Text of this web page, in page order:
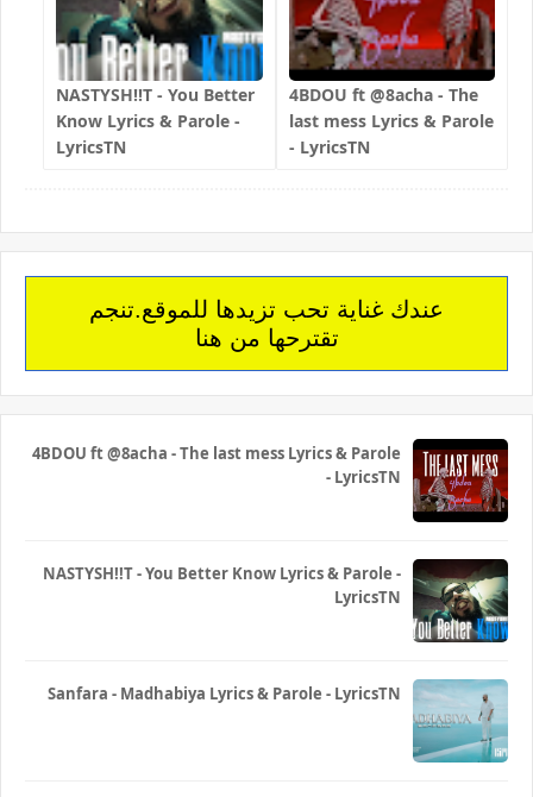
NASTYSH!!T - You Better
Know Lyrics & Parole -
LyricsTN
4BDOU ft ‪@8acha‬ - The
last mess Lyrics & Parole
- LyricsTN
عندك غناية تحب تزيدها للموقع.تنجم
تقترحها من هنا
4BDOU ft ‪@8acha‬ - The last mess Lyrics & Parole
- LyricsTN
NASTYSH!!T - You Better Know Lyrics & Parole -
LyricsTN
Sanfara - Madhabiya Lyrics & Parole - LyricsTN